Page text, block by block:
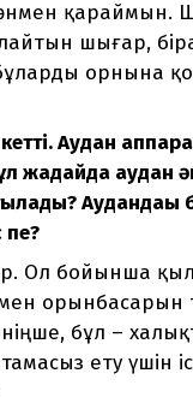
қараймын.
шығар,
орнына
кетті. Аудан
жағдайда аудан
Аудандағы
Ол бойынша
мен
бұл –
ету үшін